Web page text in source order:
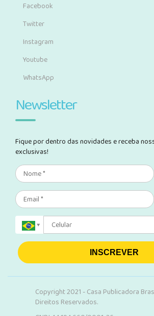
Facebook
Twitter
Instagram
Youtube
WhatsApp
Newsletter
Fique por dentro das novidades e receba
exclusivas!
INSCREVER
Copyright 2021 - Casa Publicadora
Direitos Reservados.